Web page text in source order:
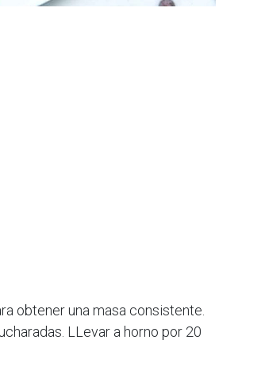
obtener una masa consistente.
LLevar a horno por 20